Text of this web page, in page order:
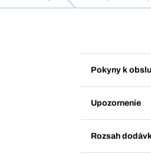
Pokyny k
Upozornenie
Rozsah